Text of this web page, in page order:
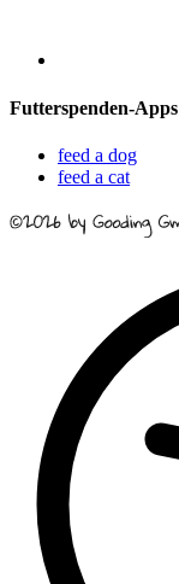
Futterspenden-Apps
feed a dog
feed a cat